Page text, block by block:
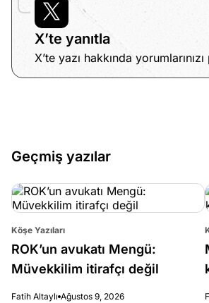
X’te yanıtla
X’te yazı hakkında yorumlarınızı
Geçmiş yazılar
Köşe Yazıları
ROK’un avukatı Mengü:
Müvekkilim itirafçı değil
Fatih Altaylı Ağustos 9, 2026